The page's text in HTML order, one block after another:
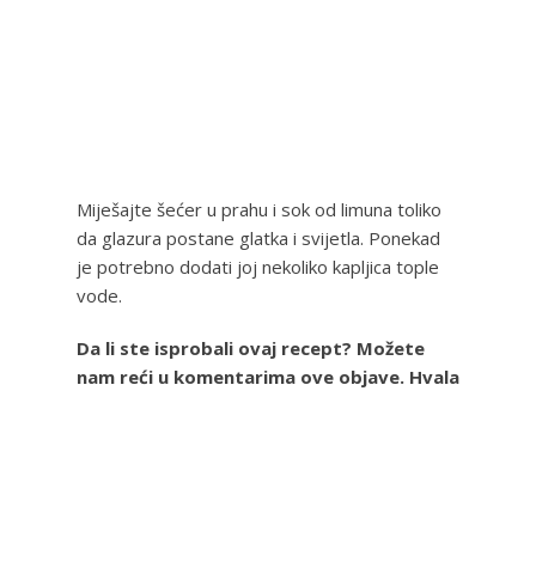
Miješajte šećer u prahu i sok od limuna toliko
da glazura postane glatka i svijetla. Ponekad
je potrebno dodati joj nekoliko kapljica tople
vode.
Da li ste isprobali ovaj recept? Možete
nam reći u komentarima ove objave. Hvala